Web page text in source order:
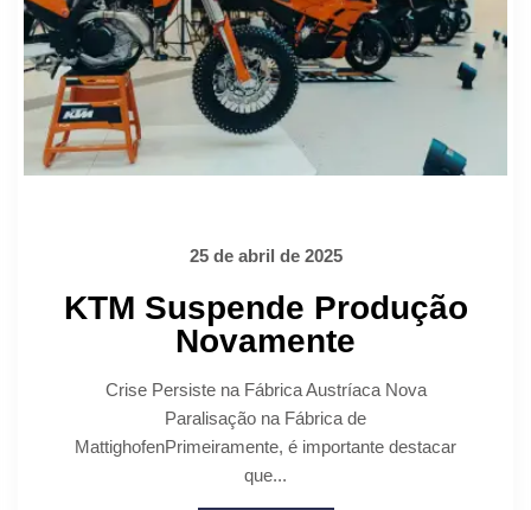
25 de abril de 2025
KTM Suspende Produção
Novamente
Crise Persiste na Fábrica Austríaca Nova
Paralisação na Fábrica de
MattighofenPrimeiramente, é importante destacar
que...